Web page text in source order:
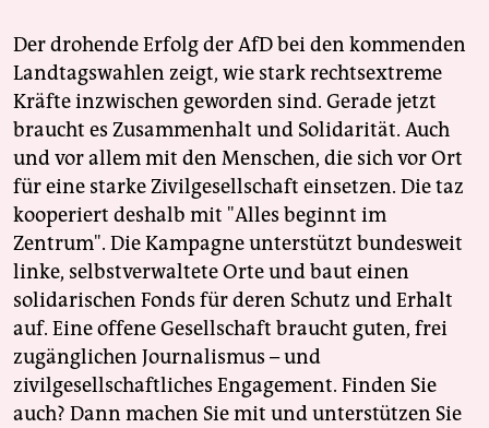
Der drohende Erfolg der AfD bei den kommenden
Landtagswahlen zeigt, wie stark rechtsextreme
Kräfte inzwischen geworden sind. Gerade jetzt
braucht es Zusammenhalt und Solidarität. Auch
und vor allem mit den Menschen, die sich vor Ort
für eine starke Zivilgesellschaft einsetzen. Die taz
kooperiert deshalb mit "Alles beginnt im
Zentrum". Die Kampagne unterstützt bundesweit
linke, selbstverwaltete Orte und baut einen
solidarischen Fonds für deren Schutz und Erhalt
auf. Eine offene Gesellschaft braucht guten, frei
zugänglichen Journalismus – und
zivilgesellschaftliches Engagement. Finden Sie
auch? Dann machen Sie mit und unterstützen Sie